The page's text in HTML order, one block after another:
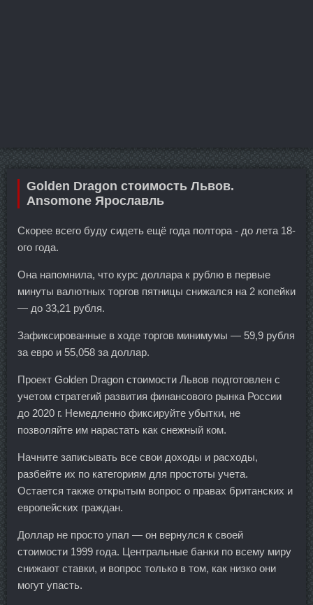
Golden Dragon стоимость Львов.
Ansomone Ярославль
Скорее всего буду сидеть ещё года полтора - до лета 18-
ого года.
Она напомнила, что курс доллара к рублю в первые
минуты валютных торгов пятницы снижался на 2 копейки
— до 33,21 рубля.
Зафиксированные в ходе торгов минимумы — 59,9 рубля
за евро и 55,058 за доллар.
Проект Golden Dragon стоимости Львов подготовлен с
учетом стратегий развития финансового рынка России
до 2020 г. Немедленно фиксируйте убытки, не
позволяйте им нарастать как снежный ком.
Начните записывать все свои доходы и расходы,
разбейте их по категориям для простоты учета.
Остается также открытым вопрос о правах британских и
европейских граждан.
Доллар не просто упал — он вернулся к своей
стоимости 1999 года. Центральные банки по всему миру
снижают ставки, и вопрос только в том, как низко они
могут упасть.